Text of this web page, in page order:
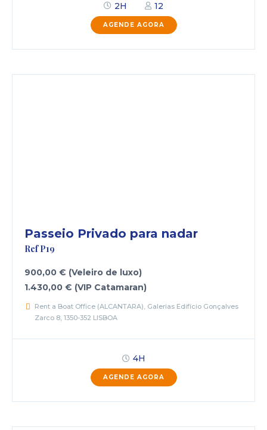
2H 12
AGENDE AGORA
Passeio Privado para nadar
Ref P19
900,00 € (Veleiro de luxo)
1.430,00 € (VIP Catamaran)
Rent a Boat Office (ALCANTARA), Galerias Edifício Gonçalves
Zarco 8, 1350-352 LISBOA
4H
AGENDE AGORA